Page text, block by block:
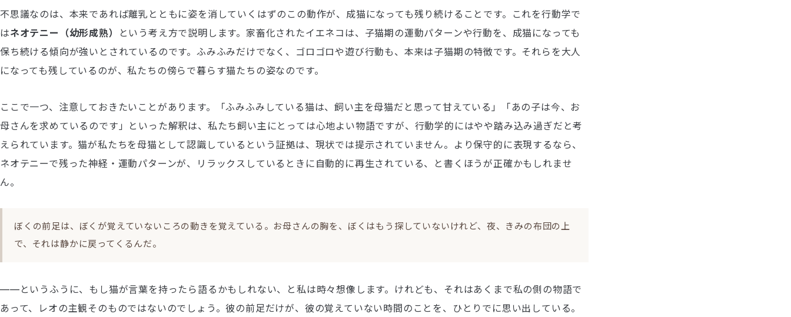
不思議なのは、本来であれば離乳とともに姿を消していくはずのこの動作が、成猫になっても残り続けることです。これを行動学で
はネオテニー（幼形成熟）
という考え方で説明します。家畜化されたイエネコは、子猫期の運動パターンや行動を、成猫になっても
保ち続ける傾向が強いとされているのです。ふみふみだけでなく、ゴロゴロや遊び行動も、本来は子猫期の特徴です。それらを大人
になっても残しているのが、私たちの傍らで暮らす猫たちの姿なのです。
ここで一つ、注意しておきたいことがあります。「ふみふみしている猫は、飼い主を母猫だと思って甘えている」「あの子は今、お
母さんを求めているのです」といった解釈は、私たち飼い主にとっては心地よい物語ですが、行動学的にはやや踏み込み過ぎだと考
えられています。猫が私たちを母猫として認識しているという証拠は、現状では提示されていません。より保守的に表現するなら、
ネオテニーで残った神経・運動パターンが、リラックスしているときに自動的に再生されている、と書くほうが正確かもしれませ
ん。
ぼくの前足は、ぼくが覚えていないころの動きを覚えている。お母さんの胸を、ぼくはもう探していないけれど、夜、きみの布団の上
で、それは静かに戻ってくるんだ。
——というふうに、もし猫が言葉を持ったら語るかもしれない、と私は時々想像します。けれども、それはあくまで私の側の物語で
あって、レオの主観そのものではないのでしょう。彼の前足だけが、彼の覚えていない時間のことを、ひとりでに思い出している。